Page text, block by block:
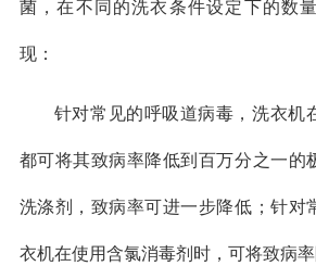
菌，在不同的洗衣条件设定下的数
现：
针对常见的呼吸道病毒，洗衣机
都可将其致病率降低到百万分之一的
洗涤剂，致病率可进一步降低；针对
衣机在使用含氯消毒剂时，可将致病率